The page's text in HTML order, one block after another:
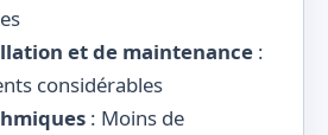
et de maintenance :
considérables
: Moins de